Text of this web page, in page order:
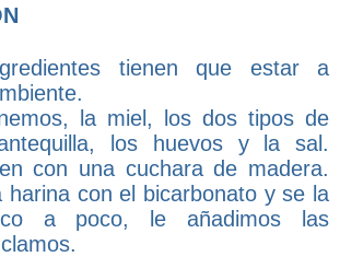
tienen que estar a
la miel, los dos tipos de
los huevos y la sal.
con una cuchara de madera.
harina con el bicarbonato y se la
a poco, le añadimos las